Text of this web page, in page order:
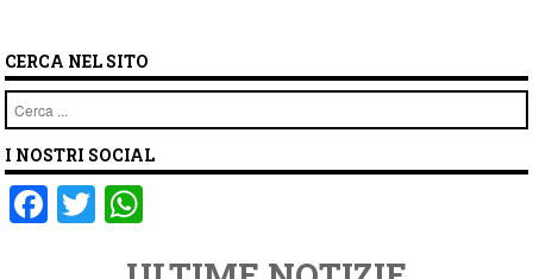
CERCA NEL SITO
Cerca
I NOSTRI SOCIAL
F
a
T
wi